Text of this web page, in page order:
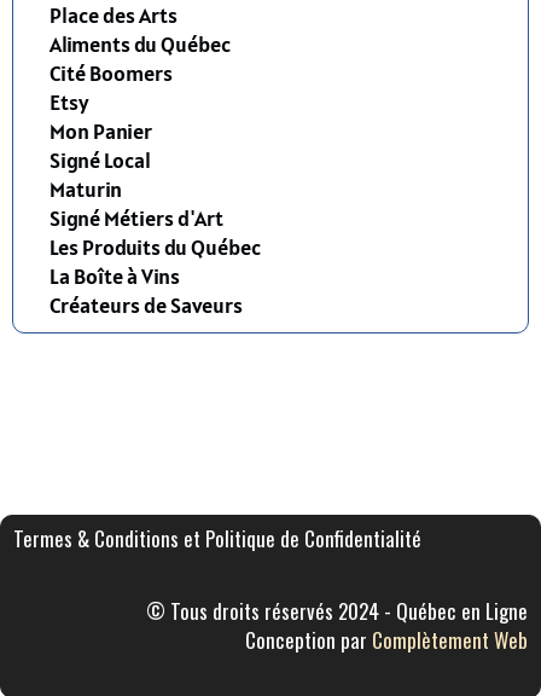
Place des Arts
Aliments du Québec
Cité Boomers
Etsy
Mon Panier
Signé Local
Maturin
Signé Métiers d'Art
Les Produits du Québec
La Boîte à Vins
Créateurs de Saveurs
Termes & Conditions et Politique de Confidentialité
© Tous droits réservés 2024 - Québec en Ligne
Conception par Complètement Web